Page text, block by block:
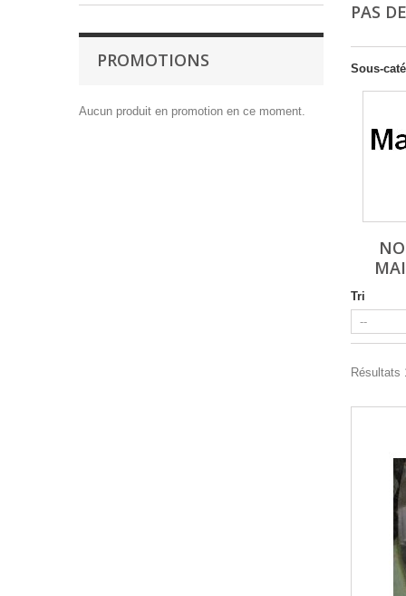
PROMOTIONS
Aucun produit en promotion en ce moment.
PAS
Sous-
Tri
Résultats